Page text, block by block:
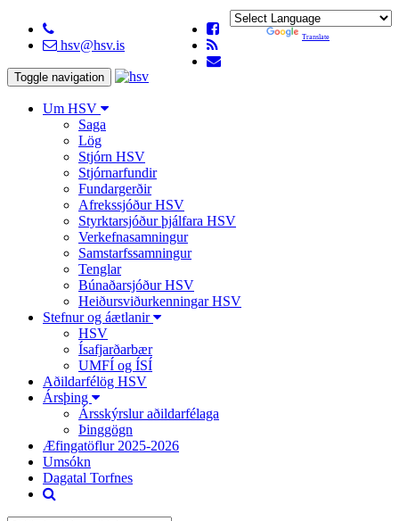
hsv@hsv.is
Translate
Toggle navigation
Um HSV
Saga
Lög
Stjórn HSV
Stjórnarfundir
Fundargerðir
Afrekssjóður HSV
Styrktarsjóður þjálfara HSV
Verkefnasamningur
Samstarfssamningur
Tenglar
Búnaðarsjóður HSV
Heiðursviðurkenningar HSV
Stefnur og áætlanir
HSV
Ísafjarðarbær
UMFÍ og ÍSÍ
Aðildarfélög HSV
Ársþing
Ársskýrslur aðildarfélaga
Þinggögn
Æfingatöflur 2025-2026
Umsókn
Dagatal Torfnes